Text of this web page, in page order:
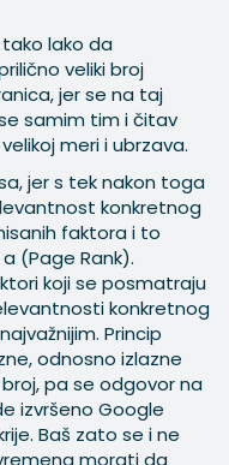
lako da
veliki broj
jer se na taj
samim tim i čitav
meri i ubrzava.
jer s tek nakon toga
konkretnog
faktora i to
(Page Rank).
koji se posmatraju
konkretnog
Princip
odnosno izlazne
pa se odgovor na
izvršeno Google
Baš zato se i ne
morati da